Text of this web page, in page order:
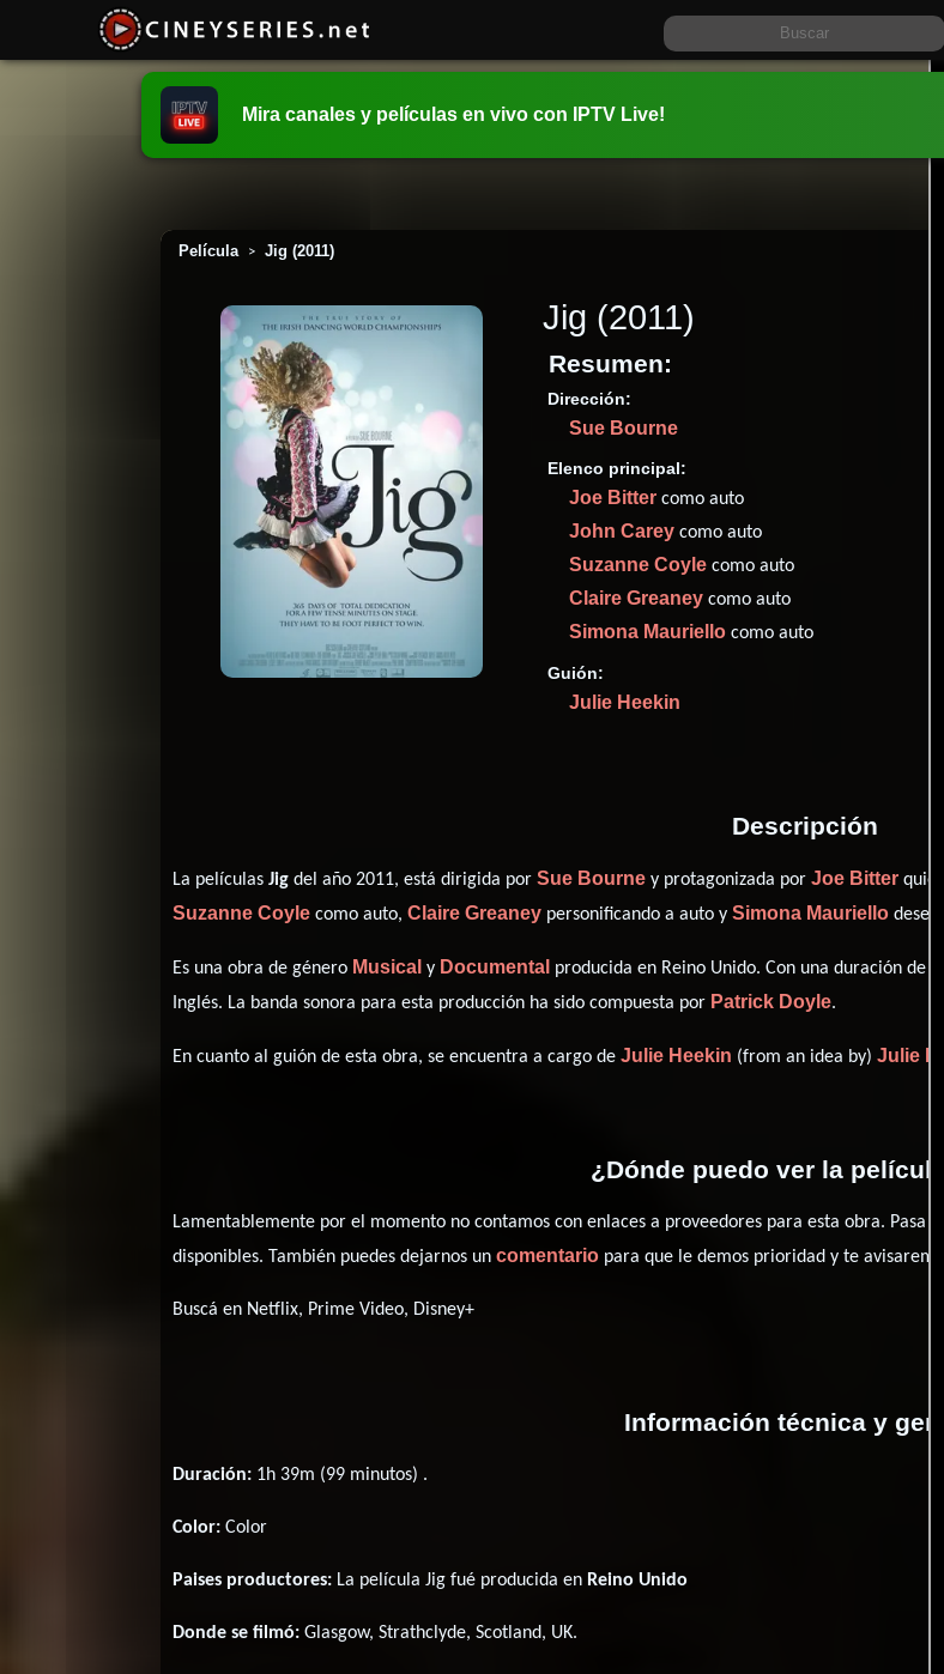
Mira canales y películas en vivo con IPTV Live!
Película > Jig (2011)
Jig (2011)
Resumen:
Dirección:
Sue Bourne
Elenco principal:
Joe Bitter como auto
John Carey como auto
Suzanne Coyle como auto
Claire Greaney como auto
Simona Mauriello como auto
Guión:
Julie Heekin
Descripción
La películasJig del año 2011, está dirigida porSue Bourne y protagonizada porJoe Bitter
Suzanne Coyle como auto,Claire Greaney personificando a auto ySimona Mauriello
Es una obra de género Musical y Documental producida en Reino Unido. Con una duración de
Inglés. La banda sonora para esta producción ha sido compuesta por Patrick Doyle.
En cuanto al guión de esta obra, se encuentra a cargo deJulie Heekin (from an idea by)Julie
¿Dónde puedo ver la
Lamentablemente por el momento no contamos con enlaces a proveedores para esta obra. Pasa
disponibles. También puedes dejarnos uncomentario para que le demos prioridad y te
Buscá en Netflix, Prime Video, Disney+
Información técnica y
Duración: 1h 39m (99 minutos) .
Color: Color
Paises productores: La película Jig fué producida en Reino Unido
Donde se filmó: Glasgow, Strathclyde, Scotland, UK.